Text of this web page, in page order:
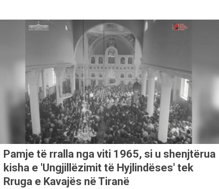
Pamje të rralla nga viti 1965, si u shenjtërua
kisha e 'Ungjillëzimit të Hyjlindëses' tek
Rruga e Kavajës në Tiranë